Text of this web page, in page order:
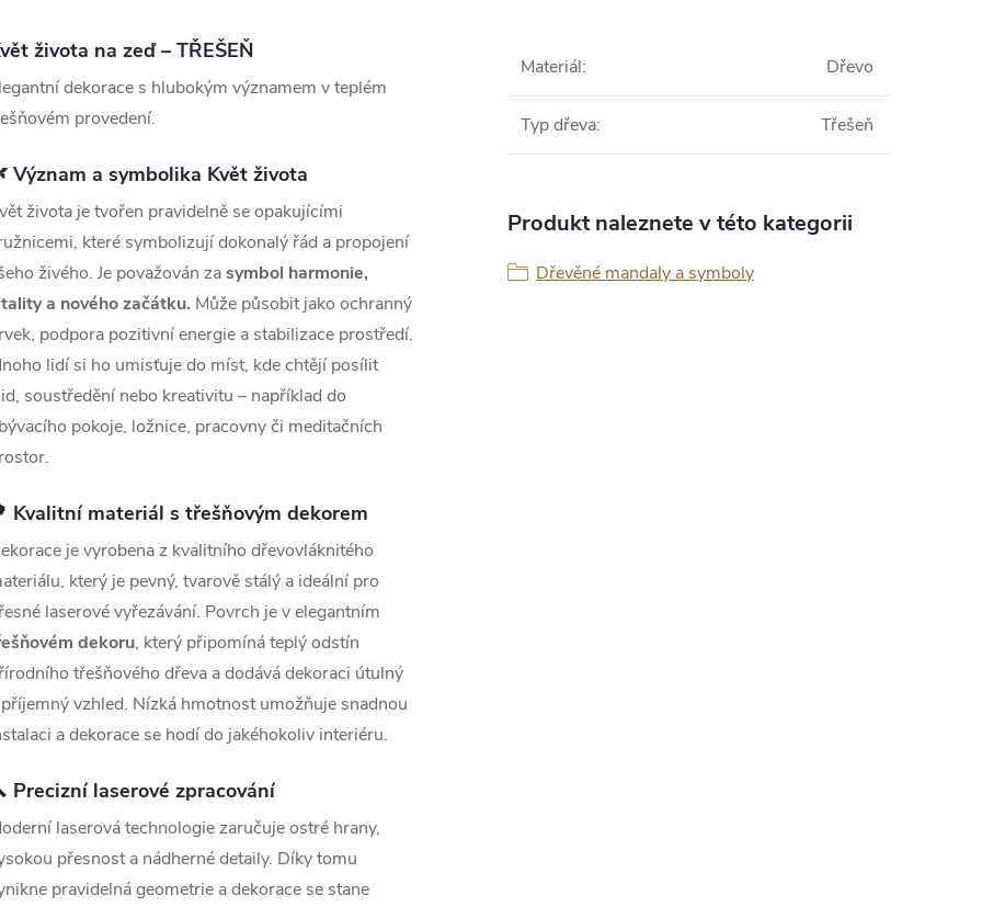
života na zeď – TŘEŠEŇ
dekorace s hlubokým významem v teplém
provedení.
Význam a symbolika Květ života
života je tvořen pravidelně se opakujícími
které symbolizují dokonalý řád a propojení
živého. Je považován zasymbol harmonie,
a nového začátku. Může působit jako ochranný
podpora pozitivní energie a stabilizace prostředí.
lidí si ho umisťuje do míst, kde chtějí posílit
soustředění nebo kreativitu – například do
pokoje, ložnice, pracovny či meditačních
Kvalitní materiál s třešňovým dekorem
je vyrobena z kvalitního dřevovláknitého
který je pevný, tvarově stálý a ideální pro
laserové vyřezávání. Povrch je v elegantním
dekoru, který připomíná teplý odstín
třešňového dřeva a dodává dekoraci útulný
vzhled. Nízká hmotnost umožňuje snadnou
a dekorace se hodí do jakéhokoliv interiéru.
Precizní laserové zpracování
laserová technologie zaručuje ostré hrany,
přesnost a nádherné detaily. Díky tomu
pravidelná geometrie a dekorace se stane
Materiál: Dřevo
Typ dřeva: Třešeň
Produkt naleznete v této kategorii
Dřevěné mandaly a symboly